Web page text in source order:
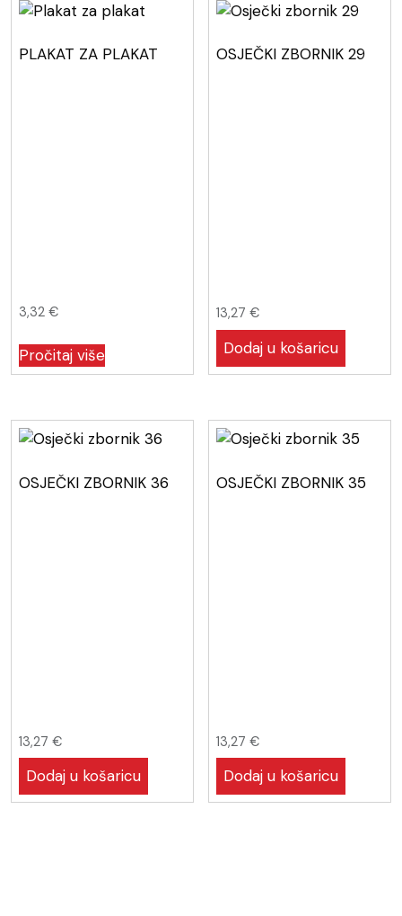
PLAKAT ZA PLAKAT
3,32 €
Pročitaj više
OSJEČKI ZBORNIK 29
13,27€
Dodaj u košaricu
OSJEČKI ZBORNIK 36
13,27 €
Dodaj u košaricu
OSJEČKI ZBORNIK 35
13,27€
Dodaj u košaricu